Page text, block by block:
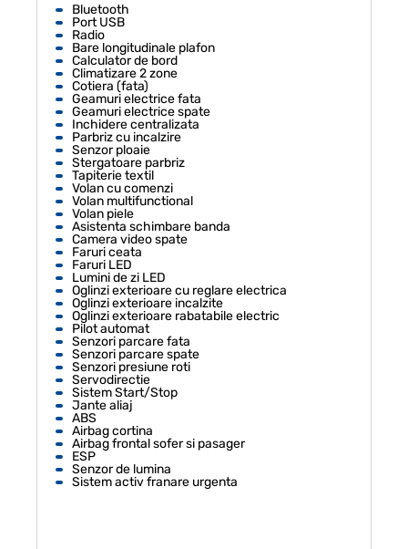
Bluetooth
Port USB
Radio
Bare longitudinale plafon
Calculator de bord
Climatizare 2 zone
Cotiera (fata)
Geamuri electrice fata
Geamuri electrice spate
Inchidere centralizata
Parbriz cu incalzire
Senzor ploaie
Stergatoare parbriz
Tapiterie textil
Volan cu comenzi
Volan multifunctional
Volan piele
Asistenta schimbare banda
Camera video spate
Faruri ceata
Faruri LED
Lumini de zi LED
Oglinzi exterioare cu reglare electrica
Oglinzi exterioare incalzite
Oglinzi exterioare rabatabile electric
Pilot automat
Senzori parcare fata
Senzori parcare spate
Senzori presiune roti
Servodirectie
Sistem Start/Stop
Jante aliaj
ABS
Airbag cortina
Airbag frontal sofer si pasager
ESP
Senzor de lumina
Sistem activ franare urgenta